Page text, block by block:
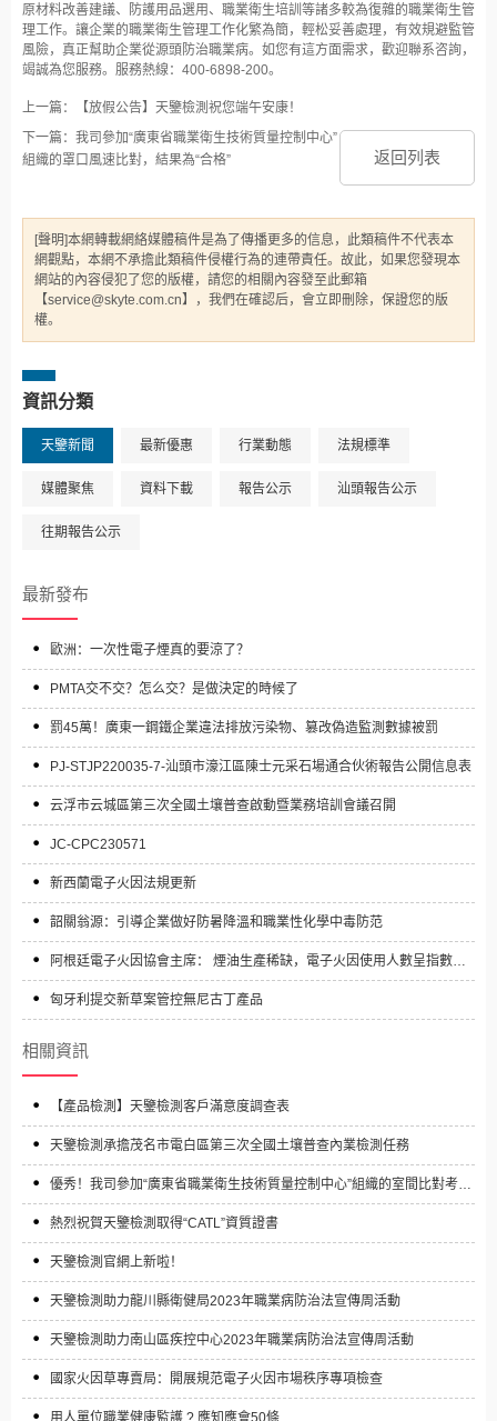
原材料改善建議、防護用品選用、職業衛生培訓等諸多較為復雜的職業衛生管
理工作。讓企業的職業衛生管理工作化繁為簡，輕松妥善處理，有效規避監管
風險，真正幫助企業從源頭防治職業病。如您有這方面需求，歡迎聯系咨詢，
竭誠為您服務。服務熱線：400-6898-200。
上一篇：【放假公告】天鑒檢測祝您端午安康！
下一篇：我司參加“廣東省職業衛生技術質量控制中心”
組織的罩口風速比對，結果為“合格”
返回列表
[聲明]本網轉載網絡媒體稿件是為了傳播更多的信息，此類稿件不代表本
網觀點，本網不承擔此類稿件侵權行為的連帶責任。故此，如果您發現本
網站的內容侵犯了您的版權，請您的相關內容發至此郵箱
【service@skyte.com.cn】，我們在確認后，會立即刪除，保證您的版
權。
資訊分類
天鑒新聞 最新優惠 行業動態 法規標準
媒體聚焦 資料下載 報告公示 汕頭報告公示
往期報告公示
最新發布
歐洲：一次性電子煙真的要涼了？
PMTA交不交？怎么交？是做決定的時候了
罰45萬！廣東一鋼鐵企業違法排放污染物、篡改偽造監測數據被罰
PJ-STJP220035-7-汕頭市濠江區陳士元采石場通合伙術報告公開信息表
云浮市云城區第三次全國土壤普查啟動暨業務培訓會議召開
JC-CPC230571
新西蘭電子火因法規更新
韶關翁源：引導企業做好防暑降溫和職業性化學中毒防范
阿根廷電子火因協會主席： 煙油生產稀缺，電子火因使用人數呈指數級
匈牙利提交新草案管控無尼古丁產品
相關資訊
【產品檢測】天鑒檢測客戶滿意度調查表
天鑒檢測承擔茂名市電白區第三次全國土壤普查內業檢測任務
優秀！我司參加“廣東省職業衛生技術質量控制中心”組織的室間比對考核
熱烈祝賀天鑒檢測取得“CATL”資質證書
天鑒檢測官網上新啦！
天鑒檢測助力龍川縣衛健局2023年職業病防治法宣傳周活動
天鑒檢測助力南山區疾控中心2023年職業病防治法宣傳周活動
國家火因草專賣局：開展規范電子火因市場秩序專項檢查
用人單位職業健康監護 ? 應知應會50條